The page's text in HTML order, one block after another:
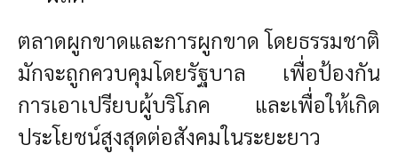
ตลาดผูกขาดและการผูกขาด โดยธรรมชาติ
มักจะถูกควบคุมโดยรัฐบาล เพื่อป้องกัน
การเอาเปรียบผู้บริโภค และเพื่อให้เกิด
ประโยชน์สูงสุดต่อสังคมในระยะยาว